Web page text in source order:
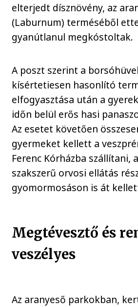
elterjedt dísznövény, az
(Laburnum) terméséből
gyanútlanul megkóstoltak.
A poszt szerint a
kísértetiesen hasonlító
elfogyasztása után a
időn belül erős hasi
Az esetet követően
gyermeket kellett a
Ferenc Kórházba szállítani,
szakszerű orvosi ellátás
gyomormosáson is át
Megtévesztő és
veszélyes
Az aranyeső parkokban,